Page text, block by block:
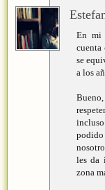
En mi
cuenta
se
a los
les da
zona